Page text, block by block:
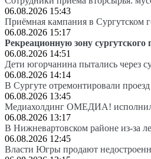
06.08.2026 15:43
Приёмная кампания в Сургутском
06.08.2026 15:17
Рекреационную зону
06.08.2026 14:51
Дети югорчанина пытались через
06.08.2026 14:14
В Сургуте отремонтировали
06.08.2026 13:45
Медиахолдинг ОМЕДИА! исполнил
06.08.2026 13:17
В Нижневартовском районе из-за
06.08.2026 12:45
Власти Югры продают